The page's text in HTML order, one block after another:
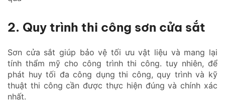
2. Quy trình thi công sơn cửa sắt
Sơn cửa sắt giúp bảo vệ tối ưu vật liệu và mang lại
tính thẩm mỹ cho công trình thi công. tuy nhiên, để
phát huy tối đa công dụng thi công, quy trình và kỹ
thuật thi công cần được thực hiện đúng và chính xác
nhất.